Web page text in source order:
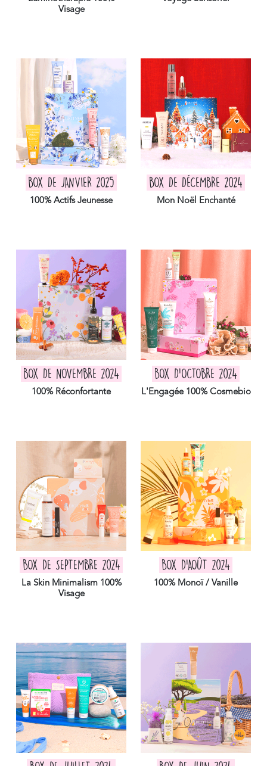
Visage
BOX DE JANVIER 2025
100% Actifs Jeunesse
BOX DE DÉCEMBRE 2024
Mon Noël Enchanté
BOX DE NOVEMBRE 2024
100% Réconfortante
BOX D'OCTOBRE 2024
L'Engagée 100% Cosmebio
BOX DE SEPTEMBRE 2024
La Skin Minimalism 100%
Visage
BOX D'AOÛT 2024
100% Monoï / Vanille